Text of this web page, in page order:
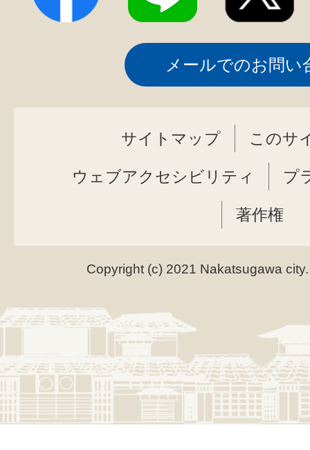
メールでのお問い
サイトマップ このサ
ウェブアクセシビリティ プ
著作権
Copyright (c) 2021 Nakatsugawa